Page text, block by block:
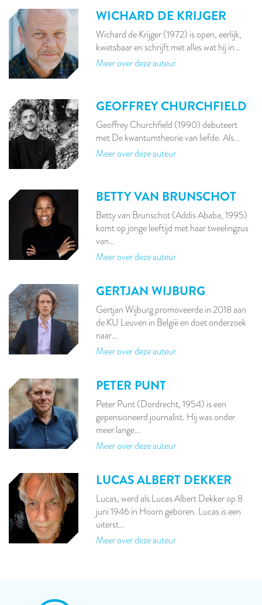
WICHARD DE KRIJGER
Wichard de Krijger (1972) is open, eerlijk,
kwetsbaar en schrijft met alles wat hij in…
Meer over deze auteur
GEOFFREY CHURCHFIELD
Geoffrey Churchfield (1990) debuteert
met De kwantumtheorie van liefde. Als…
Meer over deze auteur
BETTY VAN BRUNSCHOT
Betty van Brunschot (Addis Ababa, 1995)
komt op jonge leeftijd met haar tweelingzus
van…
Meer over deze auteur
GERTJAN WIJBURG
Gertjan Wijburg promoveerde in 2018 aan
de KU Leuven in België en doet onderzoek
naar…
Meer over deze auteur
PETER PUNT
Peter Punt (Dordrecht, 1954) is een
gepensioneerd journalist. Hij was onder
meer lange…
Meer over deze auteur
LUCAS ALBERT DEKKER
Lucas, werd als Lucas Albert Dekker op 8
juni 1946 in Hoorn geboren. Lucas is een
uiterst…
Meer over deze auteur